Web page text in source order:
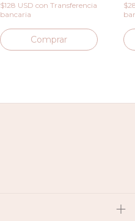
$128 USDcon Transferencia
bancaria
Comprar